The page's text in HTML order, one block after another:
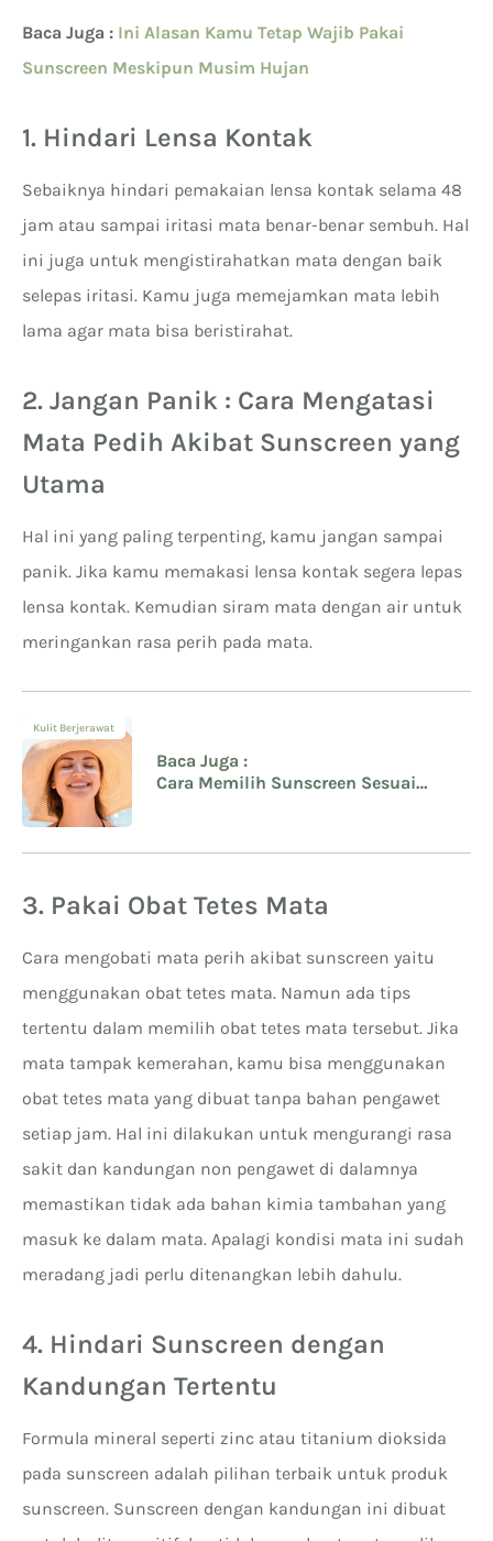
Baca Juga : Ini Alasan Kamu Tetap Wajib Pakai
Sunscreen Meskipun Musim Hujan
1. Hindari Lensa Kontak
Sebaiknya hindari pemakaian lensa kontak selama 48
jam atau sampai iritasi mata benar-benar sembuh. Hal
ini juga untuk mengistirahatkan mata dengan baik
selepas iritasi. Kamu juga memejamkan mata lebih
lama agar mata bisa beristirahat.
2. Jangan Panik : Cara Mengatasi
Mata Pedih Akibat Sunscreen yang
Utama
Hal ini yang paling terpenting, kamu jangan sampai
panik. Jika kamu memakasi lensa kontak segera lepas
lensa kontak. Kemudian siram mata dengan air untuk
meringankan rasa perih pada mata.
Kulit Berjerawat
Baca Juga :
Cara Memilih Sunscreen Sesuai
3. Pakai Obat Tetes Mata
Cara mengobati mata perih akibat sunscreen yaitu
menggunakan obat tetes mata. Namun ada tips
tertentu dalam memilih obat tetes mata tersebut. Jika
mata tampak kemerahan, kamu bisa menggunakan
obat tetes mata yang dibuat tanpa bahan pengawet
setiap jam. Hal ini dilakukan untuk mengurangi rasa
sakit dan kandungan non pengawet di dalamnya
memastikan tidak ada bahan kimia tambahan yang
masuk ke dalam mata. Apalagi kondisi mata ini sudah
meradang jadi perlu ditenangkan lebih dahulu.
4. Hindari Sunscreen dengan
Kandungan Tertentu
Formula mineral seperti zinc atau titanium dioksida
pada sunscreen adalah pilihan terbaik untuk produk
sunscreen. Sunscreen dengan kandungan ini dibuat